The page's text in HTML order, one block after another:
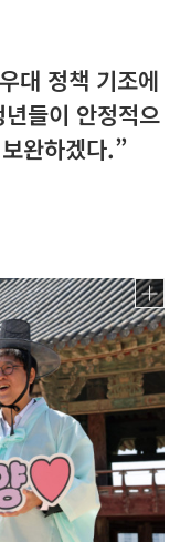
대 정책 기조에
들이 안정적으
완하겠다.”